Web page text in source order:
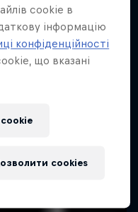
cookie в
інформацію
конфіденційності
що вказані
cookies